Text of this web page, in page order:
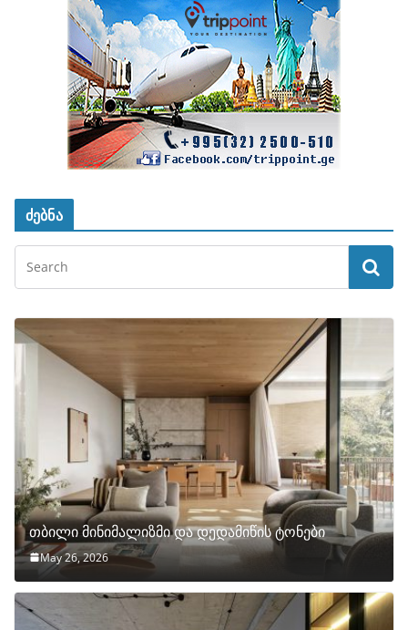
ძებნა
თბილი მინიმალიზმი და დედამიწის ტონები
May 26, 2026